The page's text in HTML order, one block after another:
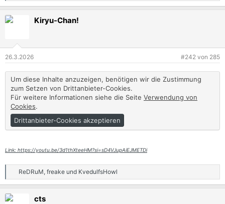
e
k
e
Kiryu-Chan!
26.3.2026 #242 von 285
Um diese Inhalte anzuzeigen, benötigen wir die Zustimmung
zum Setzen von Drittanbieter-Cookies.
Für weitere Informationen siehe die Seite Verwendung von
Cookies.
Drittanbieter-Cookies akzeptieren
Link: https://youtu.be/3d1thXteeHM?si=sD4VJupAiEJMETDi
e
k
ReDRuM, freake und KvedulfsHowl
cts